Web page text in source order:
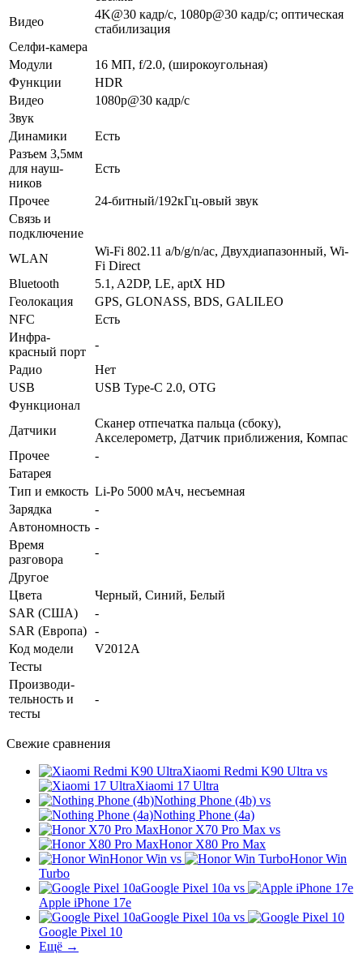
Видео
4K@30 кадр/с, 1080p@30 кадр/с; оптическая
стабилизация
Селфи-камера
Модули
16 МП, f/2.0, (широкоугольная)
Функ­ции
HDR
Видео
1080p@30 кадр/с
Звук
Динамики
Есть
Разъем 3,5мм
для науш­
ников
Есть
Прочее
24-битный/192кГц-овый звук
Связь и
подключение
WLAN
Wi-Fi 802.11 a/b/g/n/ac, Двухдиапазонный, Wi-
Fi Direct
Bluetooth
5.1, A2DP, LE, aptX HD
Геолока­ция
GPS, GLONASS, BDS, GALILEO
NFC
Есть
Инфра­
красный порт
-
Радио
Нет
USB
USB Type-C 2.0, OTG
Функционал
Датчики
Сканер отпечатка пальца (сбоку),
Акселерометр, Датчик приближения, Компас
Прочее
-
Батарея
Тип и емкость Li-Po 5000 мАч, несъемная
Зарядка
-
Автоно­мность -
Время
разговора
-
Другое
Цвета
Черный, Синий, Белый
SAR (США)
-
SAR (Европа) -
Код модели
V2012A
Тесты
Производи­
тельность и
тесты
-
Свежие сравнения
Xiaomi Redmi K90 Ultra vs
Xiaomi 17 Ultra
Nothing Phone (4b) vs
Nothing Phone (4a)
Honor X70 Pro Max vs
Honor X80 Pro Max
Honor Win vs
Honor Win
Turbo
Google Pixel 10a vs
Apple iPhone 17e
Google Pixel 10a vs
Google Pixel 10
Ещё →